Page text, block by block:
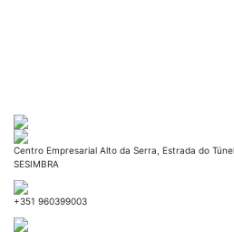
Centro Empresarial Alto da Serra, Estrada do
SESIMBRA
+351 960399003